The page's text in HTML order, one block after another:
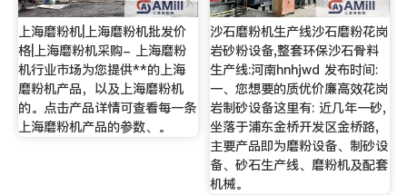
上海磨粉机|上海磨粉机批发价
格|上海磨粉机采购- 上海磨粉
机行业市场为您提供**的上海
磨粉机产品，以及上海磨粉机
的。点击产品详情可查看每一条
上海磨粉机产品的参数、。
沙石磨粉机生产线沙石磨粉花岗
岩砂粉设备,整套环保沙石骨料
生产线:河南hnhjwd 发布时间:
一、您想要的质优价廉高效花岗
岩制砂设备这里有: 近几年一砂,
坐落于浦东金桥开发区金桥路,
主要产品即为磨粉设备、制砂设
备、砂石生产线、磨粉机及配套
机械。